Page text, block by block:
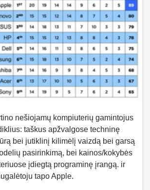
nešiojamų kompiuterių gamintojus
taškus apžvalgose techninę
bei jutiklinį kilimėlį vaizdą bei garsą
pasirinkimą, bei kainos/kokybės
įdiegtą programinę įrangą. ir
tapo Apple.